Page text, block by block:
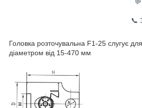
📞
Головка розточувальна F1-25 слугує
діаметром від 15-470 мм